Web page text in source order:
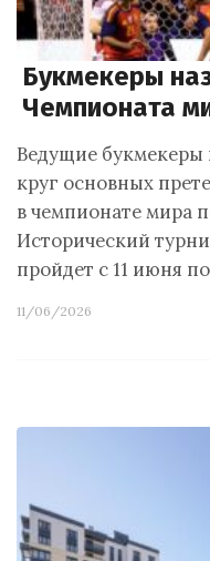
Букмекеры
Чемпионата
Ведущие
круг основных
в чемпионате мира
Исторический
пройдет с 11 июня
11/06/2026